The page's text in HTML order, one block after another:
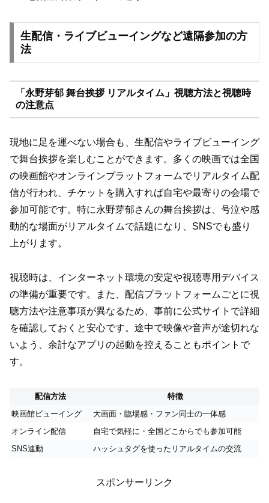
生配信・ライブビューイングなど遠隔参加の方
法
「永野芽郁 舞台挨拶 リアルタイム」視聴方法と視聴時
の注意点
現地に足を運べない場合も、生配信やライブビューイング
で舞台挨拶を楽しむことができます。多くの映画では全国
の映画館やオンラインプラットフォームでリアルタイム配
信が行われ、チケットを購入すれば自宅や最寄りの会場で
参加可能です。特に永野芽郁さんの舞台挨拶は、号泣や感
動的な場面がリアルタイムで話題になり、SNSでも盛り
上がります。
視聴時は、インターネット環境の安定や視聴専用デバイス
の準備が重要です。また、配信プラットフォームごとに視
聴方法や注意事項が異なるため、事前に公式サイトで詳細
を確認しておくと安心です。途中で映像や音声が途切れな
いよう、余計なアプリの起動を控えることもポイントで
す。
配信方法
特徴
映画館ビューイング
大画面・臨場感・ファン同士の一体感
オンライン配信
自宅で気軽に・全国どこからでも参加可能
SNS連動
ハッシュタグを使ったリアルタイムの交流
スポンサーリンク